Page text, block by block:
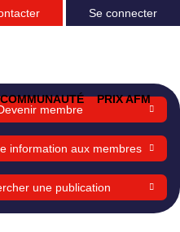
Se connecter
COMMUNAUTÉ PRIX AFM
membre
information aux membres
une publication